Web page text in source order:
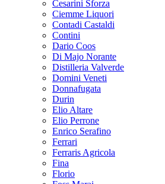
Cesarini Sforza
Ciemme Liquori
Contadi Castaldi
Contini
Dario Coos
Di Majo Norante
Distilleria Valverde
Domini Veneti
Donnafugata
Durin
Elio Altare
Elio Perrone
Enrico Serafino
Ferrari
Ferraris Agricola
Fina
Florio